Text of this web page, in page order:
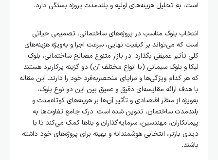
است، به تحلیل هزینه‌های اولیه و بلندمدت پروژه بستگی دارد.
انتخاب بلوک مناسب در پروژه‌های ساختمانی، تصمیمی حیاتی
است که می‌تواند بر کیفیت نهایی، سرعت اجرا و به‌ویژه هزینه‌های
کلی تأثیر عمیقی بگذارد. در بازار متنوع مصالح ساختمانی، بلوک
لیکا و بلوک سیمانی (با انواع مختلف آن) دو گزینه پرکاربرد هستند
که هر کدام ویژگی‌ها و مزایای منحصربه‌فرد خود را دارند. این مقاله
با هدف ارائه مقایسه‌ای دقیق و عمیق بین این دو نوع بلوک،
به‌ویژه از منظر اقتصادی و تأثیر آن‌ها بر هزینه‌های کوتاه‌مدت و
بلندمدت ساختمان، تدوین شده است. درک جامع تفاوت‌ها به
پیمانکاران، مهندسین، سرمایه‌گذاران و بناها کمک می‌کند تا با
دیدی بازتر، انتخابی هوشمندانه و بهینه برای پروژه‌های خود داشته
باشند.